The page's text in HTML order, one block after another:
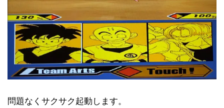
問題なくサクサク起動します。